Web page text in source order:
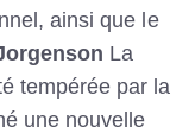
ainsi que le
La
tempérée par la
une nouvelle